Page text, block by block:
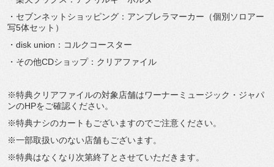
・セブンネットショッピング：アンブレラマーカー（個別ソロアー
写5体セット）
・disk union：コルクコースター
・その他CDショップ：クリアファイル
※特典クリアファイルの対象店舗はワーナーミュージック・ジャパ
ンのHPをご確認ください。
※特典ナシのカートもございますのでご注意ください。
※一部取扱いのない店舗もございます。
※特典はなくなり次第終了とさせていただきます。